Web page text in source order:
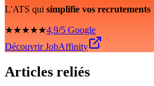
L'ATS qui simplifie vos recrutements
★★★★★4,9/5 Google
Découvrir JobAffinity
Articles reliés